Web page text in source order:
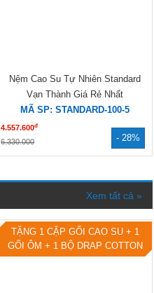
- 28%
Nệm Cao Su Tự Nhiên Standard
Vạn Thành Giá Rẻ Nhất
MÃ SP: STANDARD-100-5
4.557.600đ
6.330.000
Xem tất cả »
TẶNG 1 CẶP GỐI CAO SU + 1
GỐI ÔM + 1 BỘ DRAP COTTON